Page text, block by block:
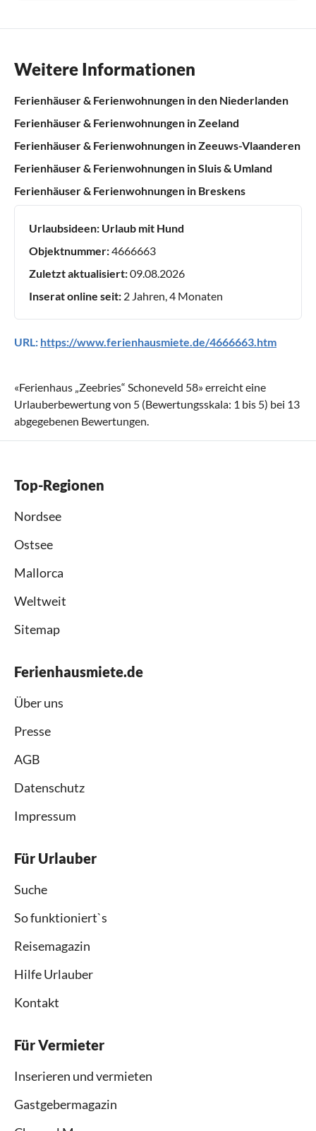
Weitere Informationen
Ferienhäuser & Ferienwohnungen in den Niederlanden
Ferienhäuser & Ferienwohnungen in Zeeland
Ferienhäuser & Ferienwohnungen in Zeeuws-Vlaanderen
Ferienhäuser & Ferienwohnungen in Sluis & Umland
Ferienhäuser & Ferienwohnungen in Breskens
Urlaubsideen: Urlaub mit Hund
Objektnummer:4666663
Zuletzt aktualisiert:09.08.2026
Inserat online seit: 2 Jahren, 4 Monaten
URL: https://www.ferienhausmiete.de/4666663.htm
«Ferienhaus „Zeebries“ Schoneveld 58» erreicht eine
Urlauberbewertung von 5 (Bewertungsskala: 1 bis 5) bei 13
abgegebenen Bewertungen.
Top-Regionen
Nordsee
Ostsee
Mallorca
Weltweit
Sitemap
Ferienhausmiete.de
Über uns
Presse
AGB
Datenschutz
Impressum
Für Urlauber
Suche
So funktioniert`s
Reisemagazin
Hilfe Urlauber
Kontakt
Für Vermieter
Inserieren und vermieten
Gastgebermagazin